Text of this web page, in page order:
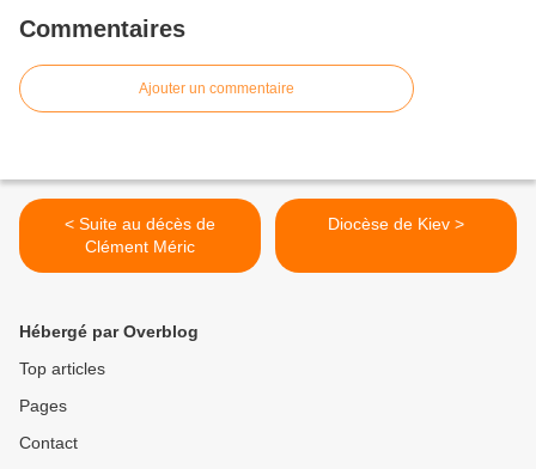
Commentaires
Ajouter un commentaire
< Suite au décès de
Clément Méric
Diocèse de Kiev >
Hébergé par Overblog
Top articles
Pages
Contact